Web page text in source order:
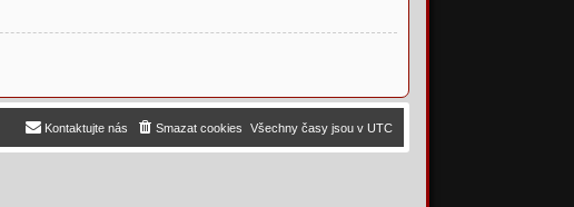
Všechny časy jsou vUTC
Smazat cookies
Kontaktujte nás